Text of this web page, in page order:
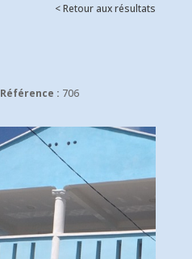
< Retour aux résultats
Référence : 706